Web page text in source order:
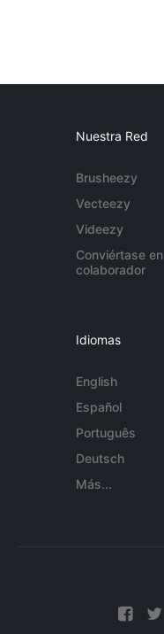
Nuestra Red
Brusheezy
Vecteezy
Videezy
Conviértase en
colaborador
Idiomas
English
Español
Português
Deutsch
Más...